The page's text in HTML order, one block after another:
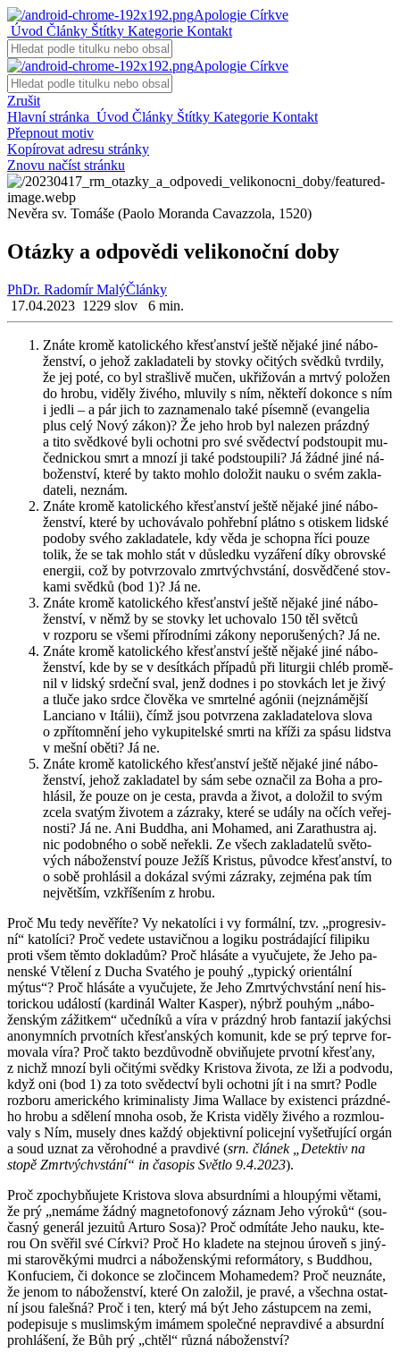
Apologie Církve
Úvod Články Štítky Kategorie Kontakt
Apologie Církve
Zrušit
Hlavní stránka Úvod Články Štítky Kategorie Kontakt
Přepnout motiv
Kopírovat adresu stránky
Znovu načíst stránku
Nevěra sv. Tomáše (Paolo Moranda Cavazzola, 1520)
Otázky a odpovědi velikonoční doby
PhDr. Radomír MalýČlánky
17.04.2023 1229 slov 6 min.
Znáte kromě ka­to­lic­ké­ho křes­ťan­ství ještě ně­ja­ké jiné ná­bo­
žen­ství, o jehož za­kla­da­te­li by stov­ky oči­tých svěd­ků tvr­di­ly,
že jej poté, co byl straš­li­vě mučen, ukři­žo­ván a mrtvý po­lo­žen
do hrobu, vi­dě­ly ži­vé­ho, mlu­vi­ly s ním, ně­kte­ří do­kon­ce s ním
i jedli – a pár jich to za­zna­me­na­lo také pí­sem­ně (evan­ge­lia
plus celý Nový zákon)? Že jeho hrob byl na­le­zen prázd­ný
a tito svěd­ko­vé byli ochot­ni pro své svě­dec­tví pod­stou­pit mu­
čed­nic­kou smrt a mnozí ji také pod­stou­pi­li? Já žádné jiné ná­
bo­žen­ství, které by takto mohlo do­lo­žit nauku o svém za­kla­
da­te­li, ne­znám.
Znáte kromě ka­to­lic­ké­ho křes­ťan­ství ještě ně­ja­ké jiné ná­bo­
žen­ství, které by ucho­vá­va­lo po­hřeb­ní plát­no s otis­kem lid­ské
po­do­by svého za­kla­da­te­le, kdy věda je schop­na říci pouze
tolik, že se tak mohlo stát v dů­sled­ku vy­zá­ře­ní díky ob­rov­ské
ener­gii, což by po­tvr­zo­va­lo zmrtvýchvstá­ní, do­svěd­če­né stov­
ka­mi svěd­ků (bod 1)? Já ne.
Znáte kromě ka­to­lic­ké­ho křes­ťan­ství ještě ně­ja­ké jiné ná­bo­
žen­ství, v němž by se stov­ky let ucho­va­lo 150 těl svět­ců
v roz­po­ru se všemi pří­rod­ní­mi zá­ko­ny ne­po­ru­še­ných? Já ne.
Znáte kromě ka­to­lic­ké­ho křes­ťan­ství ještě ně­ja­ké jiné ná­bo­
žen­ství, kde by se v de­sít­kách pří­pa­dů při li­tur­gii chléb pro­mě­
nil v lid­ský sr­deč­ní sval, jenž dodnes i po stov­kách let je živý
a tluče jako srdce člo­vě­ka ve smr­tel­né agónii (nej­zná­měj­ší
Lan­ci­a­no v Itá­lii), čímž jsou po­tvr­ze­na za­kla­da­te­lo­va slova
o zpří­tomně­ní jeho vy­ku­pi­tel­ské smrti na kříži za spásu lid­stva
v mešní oběti? Já ne.
Znáte kromě ka­to­lic­ké­ho křes­ťan­ství ještě ně­ja­ké jiné ná­bo­
žen­ství, jehož za­kla­da­tel by sám sebe ozna­čil za Boha a pro­
hlá­sil, že pouze on je cesta, prav­da a život, a do­lo­žil to svým
zcela sva­tým ži­vo­tem a zá­zra­ky, které se udály na očích ve­řej­
nos­ti? Já ne. Ani Buddha, ani Mo­ha­med, ani Za­rathust­ra aj.
nic po­dob­né­ho o sobě ne­řek­li. Ze všech za­kla­da­te­lů svě­to­
vých ná­bo­žen­ství pouze Ježíš Kris­tus, pů­vod­ce křes­ťan­ství, to
o sobě pro­hlá­sil a do­ká­zal svými zá­zra­ky, zejmé­na pak tím
nej­vět­ším, vzkří­še­ním z hrobu.
Proč Mu tedy ne­vě­ří­te? Vy ne­ka­to­lí­ci i vy for­mál­ní, tzv. „pro­gre­siv­
ní“ ka­to­lí­ci? Proč ve­de­te usta­vič­nou a lo­gi­ku po­strá­da­jí­cí fi­li­pi­ku
proti všem těmto do­kla­dům? Proč hlá­sá­te a vy­u­ču­je­te, že Jeho pa­
nen­ské Vtě­le­ní z Ducha Sva­té­ho je pouhý „ty­pic­ký ori­en­tál­ní
mýtus“? Proč hlá­sá­te a vy­u­ču­je­te, že Jeho Zmrtvýchvstá­ní není his­
to­ric­kou udá­los­tí (kar­di­nál Wal­ter Kasper), nýbrž pou­hým „ná­bo­
žen­ským zá­žit­kem“ učed­ní­ků a víra v prázd­ný hrob fan­ta­zií ja­kých­si
ano­nym­ních pr­vot­ních křes­ťan­ských ko­mu­nit, kde se prý te­pr­ve for­
mo­va­la víra? Proč takto bez­dů­vod­ně obviňujete pr­vot­ní křes­ťa­ny,
z nichž mnozí byli oči­tý­mi svěd­ky Kris­to­va ži­vo­ta, ze lži a pod­vo­du,
když oni (bod 1) za toto svě­dec­tví byli ochot­ni jít i na smrt? Podle
roz­bo­ru ame­ric­ké­ho kri­mi­na­lis­ty Jima Walla­ce by exis­ten­ci prázd­né­
ho hrobu a sdě­le­ní mnoha osob, že Kris­ta vi­dě­ly ži­vé­ho a roz­mlou­
va­ly s Ním, mu­se­ly dnes každý ob­jek­tiv­ní po­li­cej­ní vy­šet­řu­jí­cí orgán
a soud uznat za vě­ro­hod­né a prav­di­vé (srn. člá­nek „De­tek­tiv na
stopě Zmrtvýchvstá­ní“ in ča­so­pis Svět­lo 9.4.2023).
Proč zpo­chybňujete Kris­to­va slova ab­surd­ní­mi a hloupý­mi vě­ta­mi,
že prý „ne­má­me žádný mag­ne­to­fo­no­vý zá­znam Jeho vý­ro­ků“ (sou­
čas­ný ge­ne­rál je­zu­i­tů Ar­tu­ro Sosa)? Proč od­mí­tá­te Jeho nauku, kte­
rou On svě­řil své Církvi? Proč Ho kla­de­te na stej­nou úroveň s ji­ný­
mi sta­ro­vě­ký­mi mudr­ci a ná­bo­žen­ský­mi re­for­má­to­ry, s Budd­hou,
Kon­fu­ci­em, či do­kon­ce se zlo­čin­cem Mo­ha­me­dem? Proč ne­u­zná­te,
že jenom to ná­bo­žen­ství, které On za­lo­žil, je pravé, a všech­na ostat­
ní jsou fa­leš­ná? Proč i ten, který má být Jeho zá­stup­cem na zemi,
po­de­pi­su­je s mus­lim­ským imá­mem spo­leč­né ne­prav­di­vé a ab­surd­ní
pro­hlá­še­ní, že Bůh prý „chtěl“ různá ná­bo­žen­ství?